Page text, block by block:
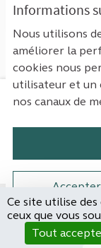
Informations
Nous utilisons
améliorer la
cookies nous
utilisateur et un
nos canaux de
Site
Open Source
grâce aulogiciel
Ce site utilise
ceux que vous
Tout